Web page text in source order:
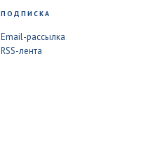
ПОДПИСКА
Email-рассылка
RSS-лента